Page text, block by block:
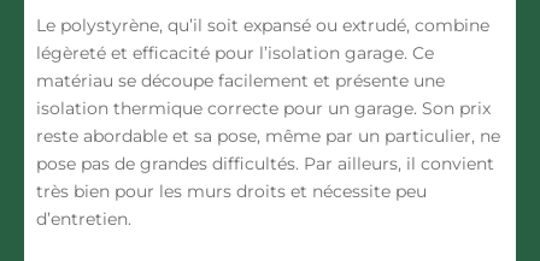
Le polystyrène, qu’il soit expansé ou extrudé, combine
légèreté et efficacité pour l’isolation garage. Ce
matériau se découpe facilement et présente une
isolation thermique correcte pour un garage. Son prix
reste abordable et sa pose, même par un particulier, ne
pose pas de grandes difficultés. Par ailleurs, il convient
très bien pour les murs droits et nécessite peu
d’entretien.